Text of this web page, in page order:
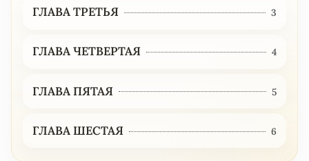
ГЛАВА ТРЕТЬЯ 3
ГЛАВА ЧЕТВЕРТАЯ 4
ГЛАВА ПЯТАЯ 5
ГЛАВА ШЕСТАЯ 6